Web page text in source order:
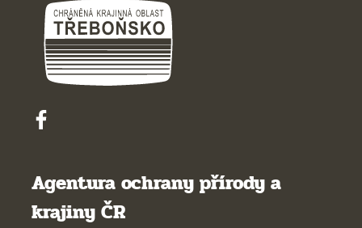
Agentura ochrany přírody a
krajiny ČR